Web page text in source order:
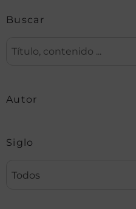
Buscar
Autor
Siglo
Todos